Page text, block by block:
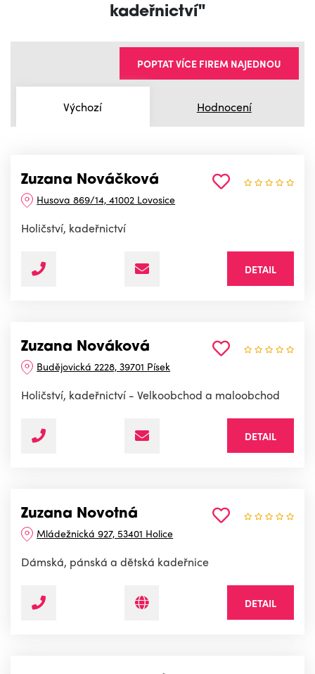
kadeřnictví"
Výchozí Hodnocení
POPTAT VÍCE FIREM NAJEDNOU
Zuzana Nováčková
Husova 869/14, 41002 Lovosice
Holičství, kadeřnictví
DETAIL
Zuzana Nováková
Budějovická 2228, 39701 Písek
Holičství, kadeřnictví - Velkoobchod a maloobchod
DETAIL
Zuzana Novotná
Mládežnická 927, 53401 Holice
Dámská, pánská a dětská kadeřnice
DETAIL